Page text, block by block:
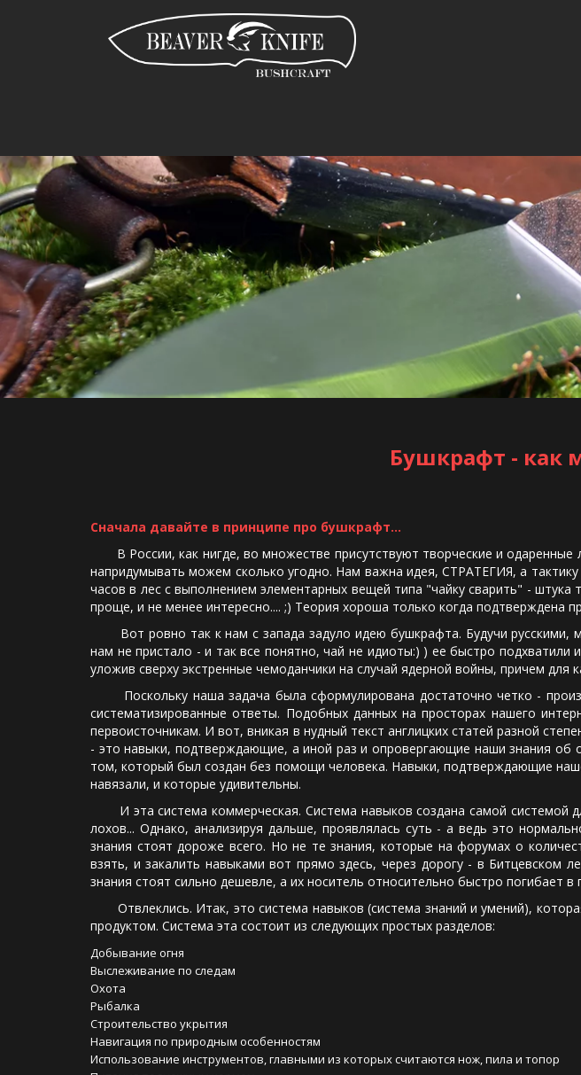
Бушкрафт - как
Сначала давайте в принципе про бушкрафт...
В России, как нигде, во множестве присутствуют творческие и
напридумывать можем сколько угодно. Нам важна идея, СТРАТЕГИЯ, а
часов в лес с выполнением элементарных вещей типа "чайку сварить" -
проще, и не менее интересно.... ;) Теория хороша только когда подтверждена
Вот ровно так к нам с запада задуло идею бушкрафта. Будучи русскими,
нам не пристало - и так все понятно, чай не идиоты:) ) ее быстро
уложив сверху экстренные чемоданчики на случай ядерной войны, причем для
Поскольку наша задача была сформулирована достаточно четко -
систематизированные ответы. Подобных данных на просторах нашего
первоисточникам. И вот, вникая в нудный текст англицких статей разной
- это навыки, подтверждающие, а иной раз и опровергающие наши знания
том, который был создан без помощи человека. Навыки, подтверждающие
навязали, и которые удивительны.
И эта система коммерческая. Система навыков создана самой системой
лохов... Однако, анализируя дальше, проявлялась суть - а ведь это
знания стоят дороже всего. Но не те знания, которые на форумах о
взять, и закалить навыками вот прямо здесь, через дорогу - в
знания стоят сильно дешевле, а их носитель относительно быстро погибает
Отвлеклись. Итак, это система навыков (система знаний и умений),
продуктом. Система эта состоит из следующих простых разделов:
Добывание огня
Выслеживание по следам
Охота
Рыбалка
Строительство укрытия
Навигация по природным особенностям
Использование инструментов, главными из которых считаются нож, пила и топор